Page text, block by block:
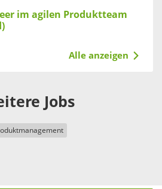
im agilen Produktteam
Alle anzeigen
Jobs